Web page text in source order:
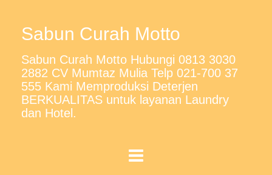
Sabun Curah Motto
Sabun Curah Motto Hubungi 0813 3030
2882 CV Mumtaz Mulia Telp 021-700 37
555 Kami Memproduksi Deterjen
BERKUALITAS untuk layanan Laundry
dan Hotel.